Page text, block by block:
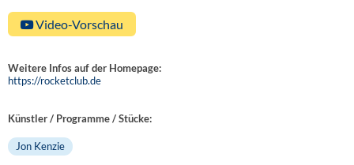
Video-Vorschau
Weitere Infos auf der Homepage:
https://rocketclub.de
Künstler / Programme / Stücke:
Jon Kenzie